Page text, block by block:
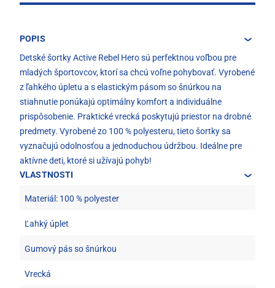
POPIS
Detské šortky Active Rebel Hero sú perfektnou voľbou pre
mladých športovcov, ktorí sa chcú voľne pohybovať. Vyrobené
z ľahkého úpletu a s elastickým pásom so šnúrkou na
stiahnutie ponúkajú optimálny komfort a individuálne
prispôsobenie. Praktické vrecká poskytujú priestor na drobné
predmety. Vyrobené zo 100 % polyesteru, tieto šortky sa
vyznačujú odolnosťou a jednoduchou údržbou. Ideálne pre
aktívne deti, ktoré si užívajú pohyb!
VLASTNOSTI
Materiál: 100 % polyester
Ľahký úplet
Gumový pás so šnúrkou
Vrecká